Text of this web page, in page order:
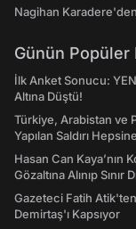
Nagihan
Günün Popüler
İlk Anket Sonucu:
Altına Düştü!
Türkiye, Arabistan ve
Yapılan Saldırı
Hasan Can Kaya’nın
Gözaltına Alınıp Sınır
Gazeteci Fatih
Demirtaş'ı Kapsıyor